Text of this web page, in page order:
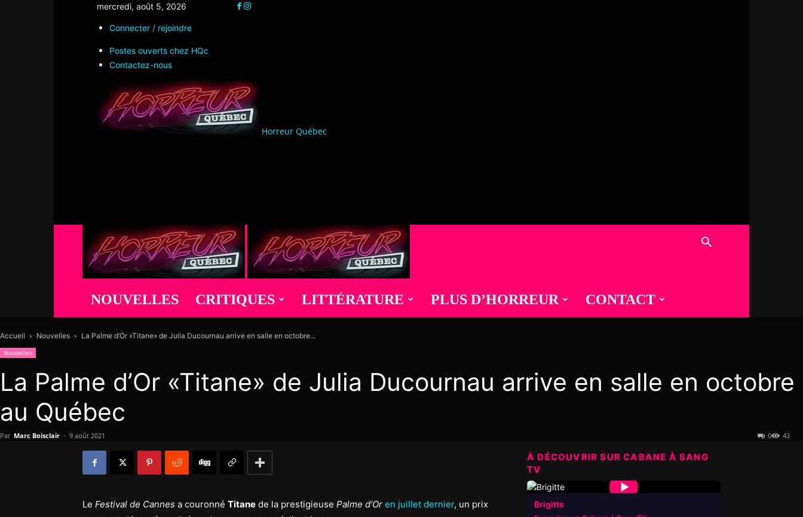
mercredi, août 5, 2026
Connecter / rejoindre
Postes ouverts chez HQc
Contactez-nous
Horreur Québec
NOUVELLES CRITIQUES LITTÉRATURE PLUS D’HORREUR CONTACT
Accueil Nouvelles La Palme d’Or «Titane» de Julia Ducournau arrive en salle en octobre...
Nouvelles
La Palme d’Or «Titane» de Julia Ducournau arrive en salle en octobre
au Québec
Par Marc Boisclair - 9 août 2021 43
0
Le Festival de Cannes a couronné Titane de la prestigieuse Palme d’Or en juillet dernier, un prix
À DÉCOUVRIR SUR CABANE À SANG
TV
▶
Brigitte